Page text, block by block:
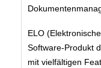
ELO
Software-Produkt
mit vielfältigen